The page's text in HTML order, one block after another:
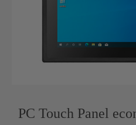
PC Touch Panel